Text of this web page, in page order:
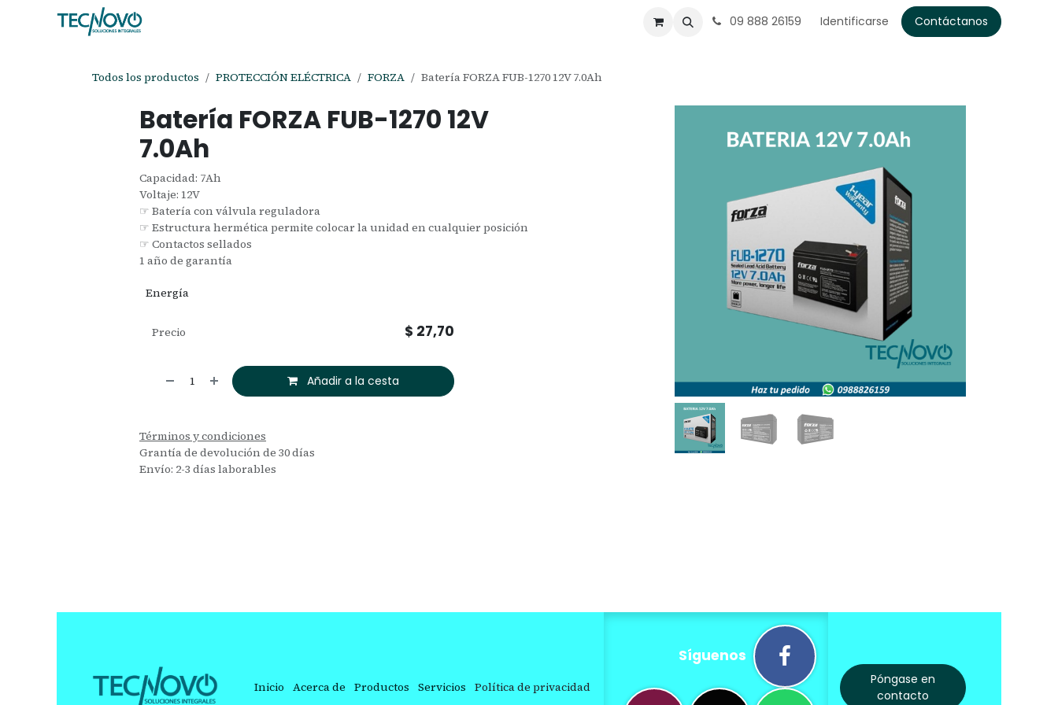
09 888 26159 Identificarse Contáctanos
Todos los productos PROTECCIÓN ELÉCTRICA FORZA Batería FORZA FUB-1270 12V 7.0Ah
Batería FORZA FUB-1270 12V
7.0Ah
Capacidad: 7Ah
Voltaje: 12V
☞ Batería con válvula reguladora
☞ Estructura hermética permite colocar la unidad en cualquier posición
☞ Contactos sellados
1 año de garantía
Energía
Añadir a la cesta
Precio $ 27,70
Términos y condiciones
Grantía de devolución de 30 días
Envío: 2-3 días laborables
Inicio Acerca de Productos Servicios Política de privacidad
Síguenos
Póngase en
contacto